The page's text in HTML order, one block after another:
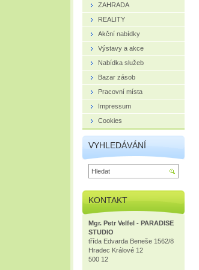
ZAHRADA
REALITY
Akční nabídky
Výstavy a akce
Nabídka služeb
Bazar zásob
Pracovní místa
Impressum
Cookies
VYHLEDÁVÁNÍ
KONTAKT
Mgr. Petr Velfel - PARADISE
STUDIO
třída Edvarda Beneše 1562/8
Hradec Králové 12
500 12